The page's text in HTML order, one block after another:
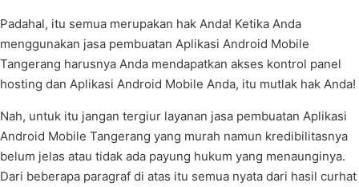
Padahal, itu semua merupakan hak Anda! Ketika Anda
menggunakan jasa pembuatan Aplikasi Android Mobile
Tangerang harusnya Anda mendapatkan akses kontrol panel
hosting dan Aplikasi Android Mobile Anda, itu mutlak hak Anda!
Nah, untuk itu jangan tergiur layanan jasa pembuatan Aplikasi
Android Mobile Tangerang yang murah namun kredibilitasnya
belum jelas atau tidak ada payung hukum yang menaunginya.
Dari beberapa paragraf di atas itu semua nyata dari hasil curhat